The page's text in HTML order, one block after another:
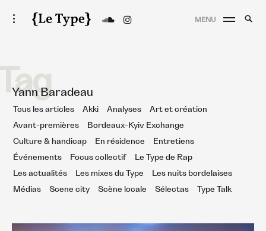
Skip
to
Le Type
toggle
open/close
MENU
Yann Baradeau
Tous les articles Akki Analyses
Art et création
Avant-premières
Bordeaux-Kyiv Exchange
Culture & handicap
En résidence
Entretiens
Événements
Focus collectif
Le Type de Rap
Les actualités
Les mixes du Type
Les nuits bordelaises
Médias
Scene city Scène locale Sélectas Type Talk